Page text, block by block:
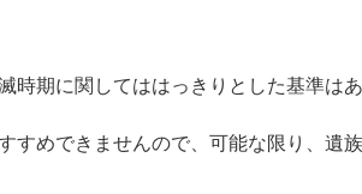
期に関してははっきりとした基準はあ
めできませんので、可能な限り、遺